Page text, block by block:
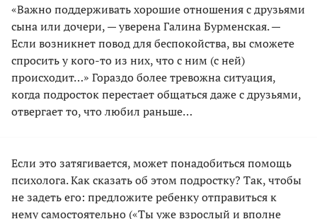
«Важно поддерживать хорошие отношения с друзьями
сына или дочери, — уверена Галина Бурменская. —
Если возникнет повод для беспокойства, вы сможете
спросить у кого-то из них, что с ним (с ней)
происходит…» Гораздо более тревожна ситуация,
когда подросток перестает общаться даже с друзьями,
отвергает то, что любил раньше…
Если это затягивается, может понадобиться помощь
психолога. Как сказать об этом подростку? Так, чтобы
не задеть его: предложите ребенку отправиться к
нему самостоятельно («Ты уже взрослый и вполне